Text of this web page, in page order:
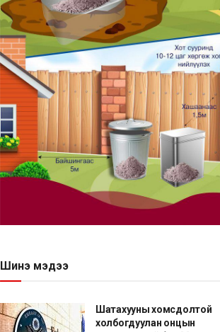
Шинэ мэдээ
Шатахууны хомсдолтой
холбогдуулан онцын